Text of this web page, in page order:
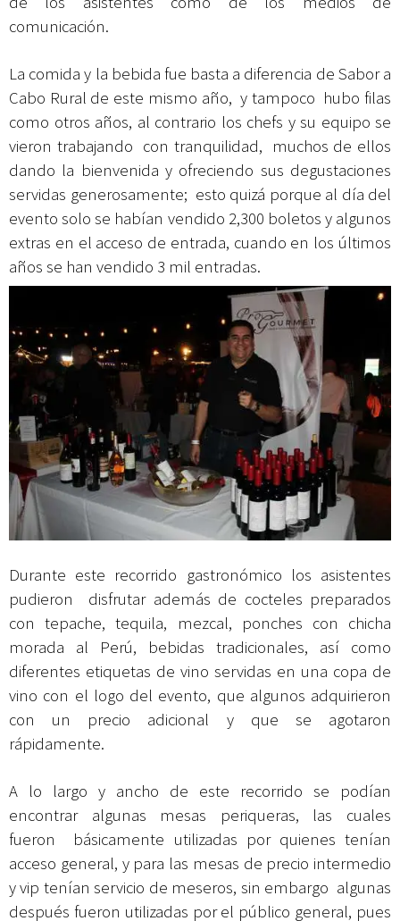
comunicación.
La comida y la bebida fue basta a diferencia de Sabor a
Cabo Rural de este mismo año, y tampoco hubo filas
como otros años, al contrario los chefs y su equipo se
vieron trabajando con tranquilidad, muchos de ellos
dando la bienvenida y ofreciendo sus degustaciones
servidas generosamente; esto quizá porque al día del
evento solo se habían vendido 2,300 boletos y algunos
extras en el acceso de entrada, cuando en los últimos
años se han vendido 3 mil entradas.
Durante este recorrido gastronómico los asistentes
pudieron disfrutar además de cocteles preparados
con tepache, tequila, mezcal, ponches con chicha
morada al Perú, bebidas tradicionales, así como
diferentes etiquetas de vino servidas en una copa de
vino con el logo del evento, que algunos adquirieron
con un precio adicional y que se agotaron
rápidamente.
A lo largo y ancho de este recorrido se podían
encontrar algunas mesas periqueras, las cuales
fueron básicamente utilizadas por quienes tenían
acceso general, y para las mesas de precio intermedio
y vip tenían servicio de meseros, sin embargo algunas
después fueron utilizadas por el público general, pues